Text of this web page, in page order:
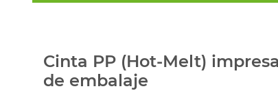
Cinta PP (Hot-Melt)
de embalaje